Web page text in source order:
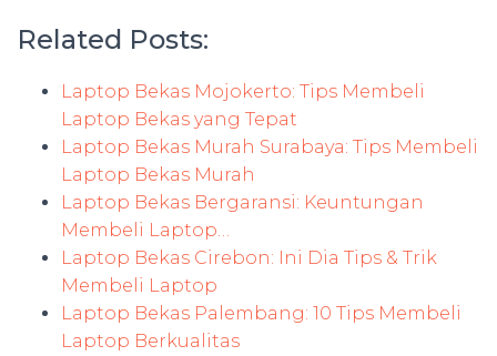
Related Posts:
Laptop Bekas Mojokerto: Tips Membeli
Laptop Bekas yang Tepat
Laptop Bekas Murah Surabaya: Tips Membeli
Laptop Bekas Murah
Laptop Bekas Bergaransi: Keuntungan
Membeli Laptop…
Laptop Bekas Cirebon: Ini Dia Tips & Trik
Membeli Laptop
Laptop Bekas Palembang: 10 Tips Membeli
Laptop Berkualitas